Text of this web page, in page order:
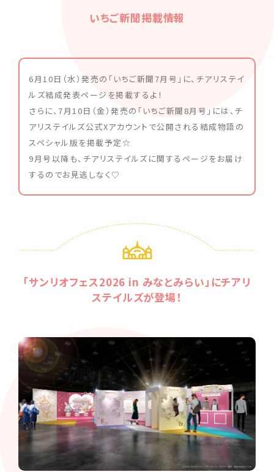
いちご新聞掲載情報
6月10日（水）発売の「いちご新聞7月号」に、チアリステイ
ルズ結成発表ページを掲載するよ！
さらに、7月10日（金）発売の「いちご新聞8月号」には、チ
アリステイルズ公式Xアカウントで公開される結成物語の
スペシャル版を掲載予定☆
9月号以降も、チアリステイルズに関するページをお届け
するのでお見逃しなく♡
「サンリオフェス2026 in みなとみらい」にチアリ
ステイルズが登場！